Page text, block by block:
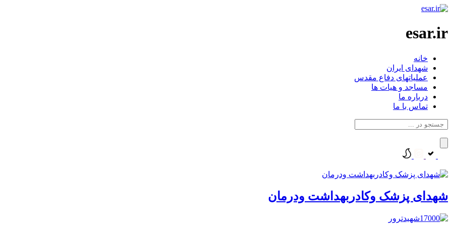
esar.ir
خانه
شهدای ایران
عملیاتهای دفاع مقدس
مساجد و هیات ها
درباره ما
تماس با ما
شهدای پزشک وکادربهداشت ودرمان